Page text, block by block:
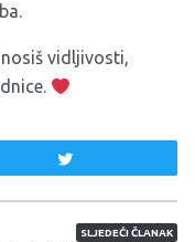
.
vidljivosti,
SLJEDEĆI ČLANAK